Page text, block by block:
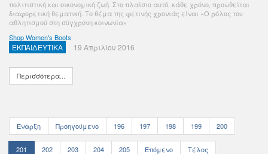
πολιτιστική και οικονομική ζωή. Στο πλαίσιο αυτό, κάθε χρόνο, προωθείται
διαφορετική θεματική. Το θέμα της φετινής χρονιάς είναι «Ο ρόλος του
αθλητισμού στη σύγχρονη κοινωνία»
Shop Women's Boots
ΕΚΠΑΙΔΕΥΤΙΚΑ 19 Απριλίου 2016
Περισσότερα...
Έναρξη Προηγούμενο 196 197 198 199 200
201 202 203 204 205 Επόμενο Τέλος